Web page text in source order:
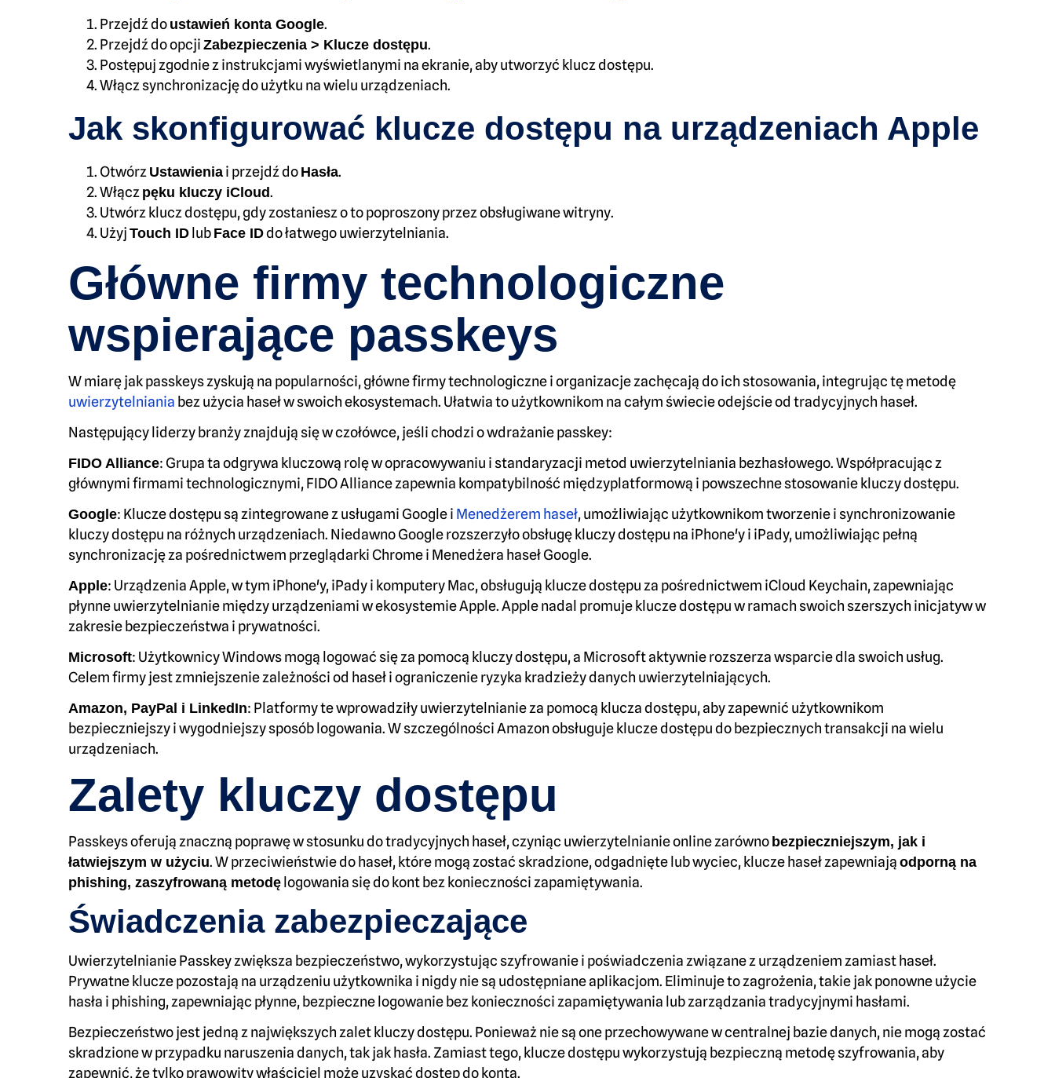
Przejdź do ustawień konta Google.
Przejdź do opcji Zabezpieczenia > Klucze dostępu.
Postępuj zgodnie z instrukcjami wyświetlanymi na ekranie, aby utworzyć klucz dostępu.
Włącz synchronizację do użytku na wielu urządzeniach.
Jak skonfigurować klucze dostępu na urządzeniach Apple
Otwórz Ustawienia i przejdź do Hasła.
Włącz pęku kluczy iCloud.
Utwórz klucz dostępu, gdy zostaniesz o to poproszony przez obsługiwane witryny.
Użyj Touch ID lub Face IDdo łatwego uwierzytelniania.
Główne firmy technologiczne
wspierające passkeys
W miarę jak passkeys zyskują na popularności, główne firmy technologiczne i organizacje zachęcają do ich stosowania, integrując tę metodę
uwierzytelniania bez użycia haseł w swoich ekosystemach. Ułatwia to użytkownikom na całym świecie odejście od tradycyjnych haseł.
Następujący liderzy branży znajdują się w czołówce, jeśli chodzi o wdrażanie passkey:
FIDO Alliance: Grupa ta odgrywa kluczową rolę w opracowywaniu i standaryzacji metod uwierzytelniania bezhasłowego. Współpracując z
głównymi firmami technologicznymi, FIDO Alliance zapewnia kompatybilność międzyplatformową i powszechne stosowanie kluczy dostępu.
Google: Klucze dostępu są zintegrowane z usługami Google i Menedżerem haseł, umożliwiając użytkownikom tworzenie i synchronizowanie
kluczy dostępu na różnych urządzeniach. Niedawno Google rozszerzyło obsługę kluczy dostępu na iPhone'y i iPady, umożliwiając pełną
synchronizację za pośrednictwem przeglądarki Chrome i Menedżera haseł Google.
Apple: Urządzenia Apple, w tym iPhone'y, iPady i komputery Mac, obsługują klucze dostępu za pośrednictwem iCloud Keychain, zapewniając
płynne uwierzytelnianie między urządzeniami w ekosystemie Apple. Apple nadal promuje klucze dostępu w ramach swoich szerszych inicjatyw w
zakresie bezpieczeństwa i prywatności.
Microsoft: Użytkownicy Windows mogą logować się za pomocą kluczy dostępu, a Microsoft aktywnie rozszerza wsparcie dla swoich usług.
Celem firmy jest zmniejszenie zależności od haseł i ograniczenie ryzyka kradzieży danych uwierzytelniających.
Amazon, PayPal i LinkedIn: Platformy te wprowadziły uwierzytelnianie za pomocą klucza dostępu, aby zapewnić użytkownikom
bezpieczniejszy i wygodniejszy sposób logowania. W szczególności Amazon obsługuje klucze dostępu do bezpiecznych transakcji na wielu
urządzeniach.
Zalety kluczy dostępu
Passkeys oferują znaczną poprawę w stosunku do tradycyjnych haseł, czyniąc uwierzytelnianie online zarówno bezpieczniejszym, jak i
łatwiejszym w użyciu. W przeciwieństwie do haseł, które mogą zostać skradzione, odgadnięte lub wyciec, klucze haseł zapewniają odporną na
phishing, zaszyfrowaną metodę logowania się do kont bez konieczności zapamiętywania.
Świadczenia zabezpieczające
Uwierzytelnianie Passkey zwiększa bezpieczeństwo, wykorzystując szyfrowanie i poświadczenia związane z urządzeniem zamiast haseł.
Prywatne klucze pozostają na urządzeniu użytkownika i nigdy nie są udostępniane aplikacjom. Eliminuje to zagrożenia, takie jak ponowne użycie
hasła i phishing, zapewniając płynne, bezpieczne logowanie bez konieczności zapamiętywania lub zarządzania tradycyjnymi hasłami.
Bezpieczeństwo jest jedną z największych zalet kluczy dostępu. Ponieważ nie są one przechowywane w centralnej bazie danych, nie mogą zostać
skradzione w przypadku naruszenia danych, tak jak hasła. Zamiast tego, klucze dostępu wykorzystują bezpieczną metodę szyfrowania, aby
zapewnić, że tylko prawowity właściciel może uzyskać dostęp do konta.